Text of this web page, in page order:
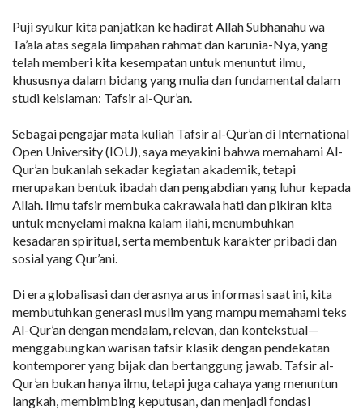
Puji syukur kita panjatkan ke hadirat Allah Subhanahu wa
Ta’ala atas segala limpahan rahmat dan karunia-Nya, yang
telah memberi kita kesempatan untuk menuntut ilmu,
khususnya dalam bidang yang mulia dan fundamental dalam
studi keislaman: Tafsir al-Qur’an.
Sebagai pengajar mata kuliah Tafsir al-Qur’an di International
Open University (IOU), saya meyakini bahwa memahami Al-
Qur’an bukanlah sekadar kegiatan akademik, tetapi
merupakan bentuk ibadah dan pengabdian yang luhur kepada
Allah. Ilmu tafsir membuka cakrawala hati dan pikiran kita
untuk menyelami makna kalam ilahi, menumbuhkan
kesadaran spiritual, serta membentuk karakter pribadi dan
sosial yang Qur’ani.
Di era globalisasi dan derasnya arus informasi saat ini, kita
membutuhkan generasi muslim yang mampu memahami teks
Al-Qur’an dengan mendalam, relevan, dan kontekstual—
menggabungkan warisan tafsir klasik dengan pendekatan
kontemporer yang bijak dan bertanggung jawab. Tafsir al-
Qur’an bukan hanya ilmu, tetapi juga cahaya yang menuntun
langkah, membimbing keputusan, dan menjadi fondasi